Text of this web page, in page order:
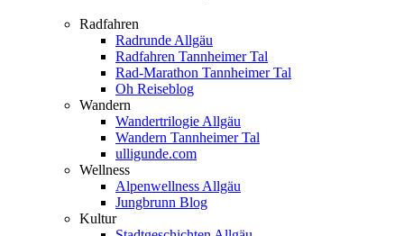
Radfahren
Radrunde Allgäu
Radfahren Tannheimer Tal
Rad-Marathon Tannheimer Tal
Oh Reiseblog
Wandern
Wandertrilogie Allgäu
Wandern Tannheimer Tal
ulligunde.com
Wellness
Alpenwellness Allgäu
Jungbrunn Blog
Kultur